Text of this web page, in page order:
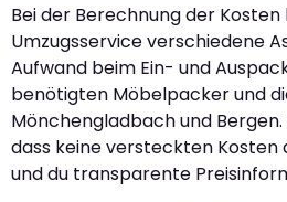
Bei der Berechnung der
Umzugsservice verschiedene
Aufwand beim Ein- und
benötigten Möbelpacker und
Mönchengladbach und
dass keine versteckten Kosten
und du transparente